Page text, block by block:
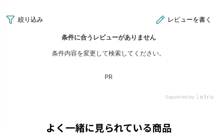
よく一緒に見られている商品